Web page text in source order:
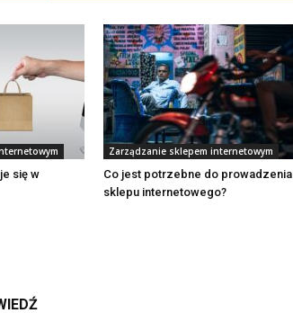
się w
Zarządzanie sklepem internetowym
Co jest potrzebne do prowadzenia
sklepu internetowego?